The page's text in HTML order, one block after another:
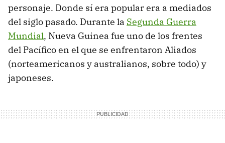
personaje. Donde sí era popular era a mediados
del siglo pasado. Durante la Segunda Guerra
Mundial, Nueva Guinea fue uno de los frentes
del Pacífico en el que se enfrentaron Aliados
(norteamericanos y australianos, sobre todo) y
japoneses.